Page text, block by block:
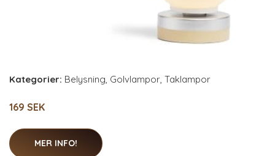
Kategorier: Belysning, Golvlampor, Taklampor
169 SEK
MER INFO!